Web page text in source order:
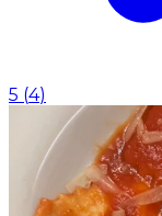
5 (4)